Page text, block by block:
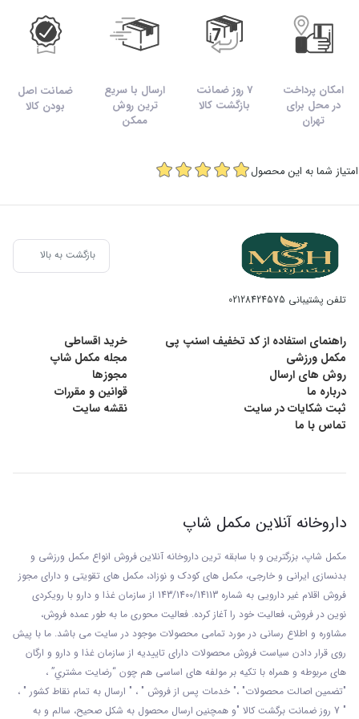
امکان پرداخت
در محل برای
تهران
7 روز ضمانت
بازگشت کالا
ارسال با سریع
ترین روش
ممکن
ضمانت اصل
بودن کالا
امتیاز شما به این محصول
بازگشت به بالا
تلفن پشتیبانی 02128424575
راهنمای استفاده از کد تخفیف اسنپ پی
خرید اقساطی
مکمل ورزشی
مجله مکمل شاپ
روش های ارسال
مجوزها
درباره ما
قوانین و مقررات
ثبت شکایات در سایت
نقشه سایت
تماس با ما
داروخانه آنلاین مکمل شاپ
مکمل شاپ، بزرگترین و با سابقه ترین داروخانه آنلاین فروش انواع مکمل ورزشی و
بدنسازی ایرانی و خارجی، مکمل های کودک و نوزاد، مکمل های تقویتی و دارای مجوز
فروش اقلام غیر دارویی به شماره 143/1400/14113 از
سازمان غذا و دارو با رويکردی
نوين در فروش، فعاليت خود را آغاز کرده. فعاليت محوری ما به طور عمده فروش،
مشاوره و اطلاع رسانی در مورد تمامی محصولات موجود در سایت می باشد. ما با پيش
روی قرار دادن سياست فروش محصولات دارای تاييديه از سازمان غذا و دارو و ارگان
های مربوطه و همراه با تکيه بر مولفه های اساسی هم چون “رضايت مشتري” ،
"تضمين اصالت محصولات" ،" خدمات پس از فروش " ، " ارسال به تمام نقاط کشور " ،
" 7 روز ضمانت برگشت کالا "و همچنين ارسال محصول به شکل صحيح، سالم و به